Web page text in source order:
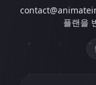
플랜을